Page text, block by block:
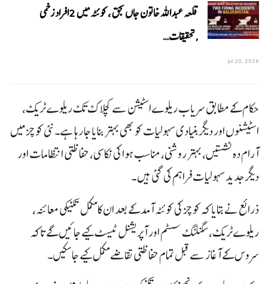
قلعہ عبداللہ خاتون جاں بحق ، کوئٹہ میں 2افراد زخمی
,تحقیقات…
Jul 20, 2026
حکام کے مطابق سریاب ریلوے اسٹیشن سے کچلاک تک ریلوے ٹریک،
اسٹیشنوں اور دیگر بنیادی سہولیات کو بھی بہتر بنایا جا رہا ہے۔ نئی کوچز میں
آرام دہ نشستیں، بہتر روشنی، مناسب ہوا کی نکاسی، حفاظتی انتظامات اور
دیگر جدید سہولیات فراہم کی گئی ہیں۔
ذرائع نے بتایا کہ کوچز کی کوئٹہ آمد کے بعد ان کا مکمل تکنیکی معائنہ،
ریلوے ٹریک، سگنلنگ سسٹم اور آپریشنل ٹیسٹ کیے جائیں گے تاکہ
سروس کے آغاز سے قبل تمام حفاظتی تقاضے مکمل کیے جا سکیں۔